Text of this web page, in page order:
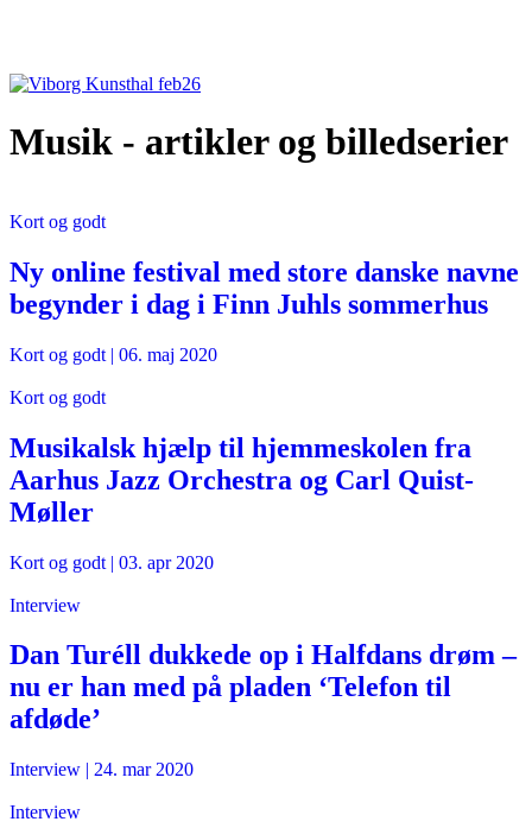
Musik - artikler og billedserier
Kort og godt
Ny online festival med store danske navne
begynder i dag i Finn Juhls sommerhus
Kort og godt | 06. maj 2020
Kort og godt
Musikalsk hjælp til hjemmeskolen fra
Aarhus Jazz Orchestra og Carl Quist-
Møller
Kort og godt | 03. apr 2020
Interview
Dan Turéll dukkede op i Halfdans drøm –
nu er han med på pladen ‘Telefon til
afdøde’
Interview | 24. mar 2020
Interview